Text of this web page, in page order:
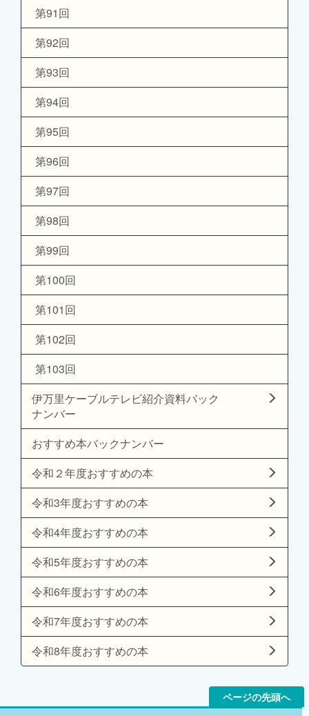
第91回
第92回
第93回
第94回
第95回
第96回
第97回
第98回
第99回
第100回
第101回
第102回
第103回
伊万里ケーブルテレビ紹介資料バック
ナンバー
おすすめ本バックナンバー
令和２年度おすすめの本
令和3年度おすすめの本
令和4年度おすすめの本
令和5年度おすすめの本
令和6年度おすすめの本
令和7年度おすすめの本
令和8年度おすすめの本
ページの先頭へ